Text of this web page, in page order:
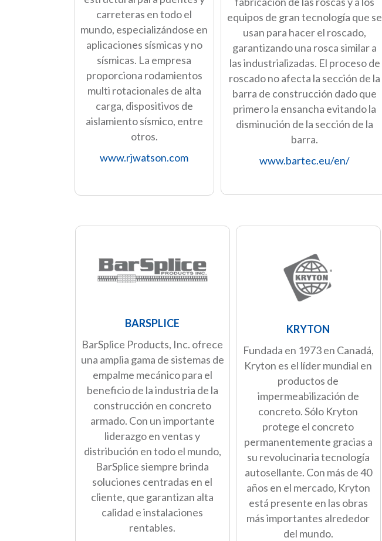
carreteras en todo el
mundo, especializándose en
aplicaciones sísmicas y no
sísmicas. La empresa
proporciona rodamientos
multi rotacionales de alta
carga, dispositivos de
aislamiento sísmico, entre
otros.
www.rjwatson.com
equipos de gran tecnología que se
usan para hacer el roscado,
garantizando una rosca similar a
las industrializadas. El proceso de
roscado no afecta la sección de la
barra de construcción dado que
primero la ensancha evitando la
disminución de la sección de la
barra.
www.bartec.eu/en/
BARSPLICE
BarSplice Products, Inc. ofrece
una amplia gama de sistemas de
empalme mecánico para el
beneficio de la industria de la
construcción en concreto
armado. Con un importante
liderazgo en ventas y
distribución en todo el mundo,
BarSplice siempre brinda
soluciones centradas en el
cliente, que garantizan alta
calidad e instalaciones
rentables.
KRYTON
Fundada en 1973 en Canadá,
Kryton es el líder mundial en
productos de
impermeabilización de
concreto. Sólo Kryton
protege el concreto
permanentemente gracias a
su revolucinaria tecnología
autosellante. Con más de 40
años en el mercado, Kryton
está presente en las obras
más importantes alrededor
del mundo.